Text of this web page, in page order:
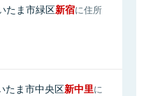
たま市緑区新宿に住所
たま市中央区新中里に